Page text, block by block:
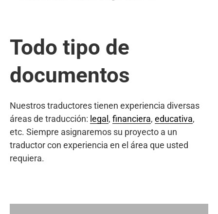
Todo tipo de
documentos
Nuestros traductores tienen experiencia diversas
áreas de traducción: legal , financiera, educativa,
etc. Siempre asignaremos su proyecto a un
traductor con experiencia en el área que usted
requiera.